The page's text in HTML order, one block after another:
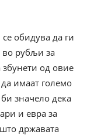
обидува да ги
во рубљи за
од овие
имаат големо
значело дека
и евра за
државата